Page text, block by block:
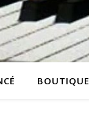
BOUTIQUE